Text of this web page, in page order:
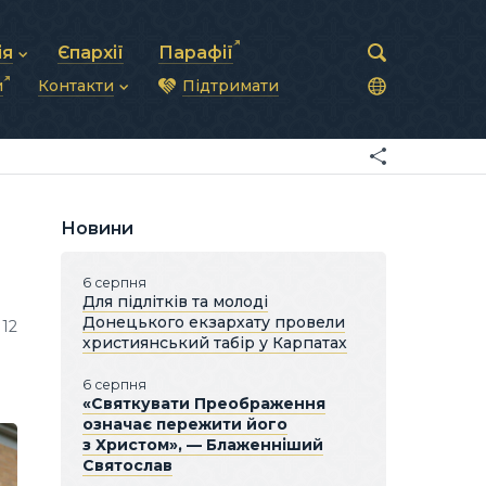
рада
та комунікації
Єпархії Парафії
Контакти
Синоди Єпископів
Патріарша курія
Підтримати
12
Новини
6 серпня
Для підлітків та молоді
Донецького екзархату провели
християнський табір у Карпатах
6 серпня
«Святкувати Преображення
означає пережити його
з Христом», — Блаженніший
Святослав